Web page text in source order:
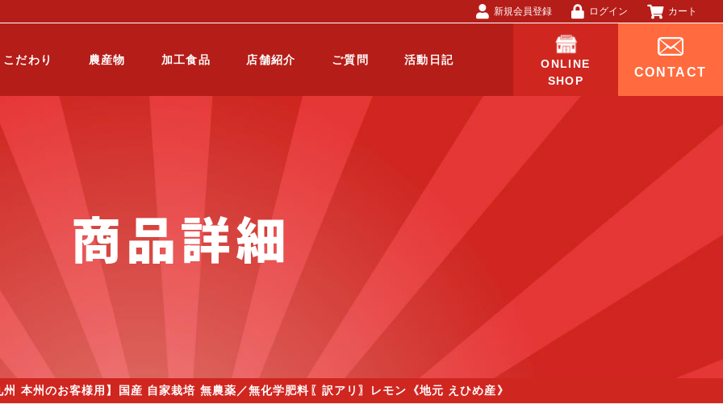
新規会員登録 ログイン カート
こだわり 農産物 加工食品 店舗紹介 ご質問 活動日記
ONLINE
SHOP
CONTACT
商品詳細
本州のお客様用】国産 自家栽培 無農薬／無化学肥料〖訳アリ〗レモン《地元 えひめ産》